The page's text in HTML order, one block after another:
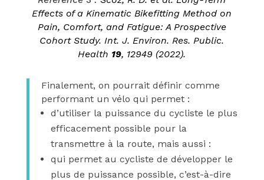
Effects of a Kinematic Bikefitting Method on
Pain, Comfort, and Fatigue: A Prospective
Cohort Study. Int. J. Environ. Res. Public.
Health 19, 12949 (2022).
Finalement, on pourrait définir comme
performant un vélo qui permet :
d’utiliser la puissance du cycliste le plus
efficacement possible pour la
transmettre à la route, mais aussi :
qui permet au cycliste de développer le
plus de puissance possible, c’est-à-dire